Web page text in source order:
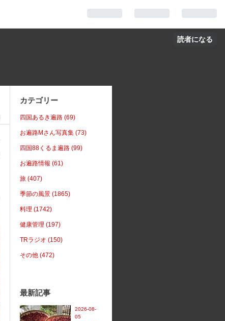
読者になる
カテゴリー
四国あるき遍路 (69)
お遍路Mさん写真集 (73)
四国88くるま遍路 (99)
お遍路情報 (61)
旅 (407)
季節の風景 (1865)
料理 (1742)
健康管理 (197)
TRラジオ (150)
その他 (472)
最新記事
2026-08-
05